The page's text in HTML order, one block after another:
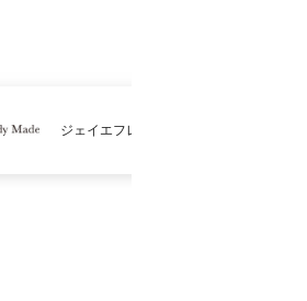
ジェイエフレディメイド